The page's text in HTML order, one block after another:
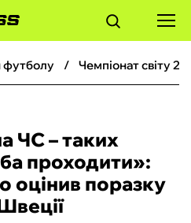
футболу чемпіонат світу
ЧС – таких
проходити»:
поразку